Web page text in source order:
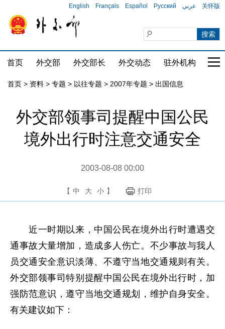
English Français Español Русский عربي 关怀版
首页 外交部 外交部长 外交动态 驻外机构 国
首页 > 资料 > 专题 > 以往专题 > 2007年专题 > 出国信息
外交部领事司提醒中国公民
境外出行时注意交通安全
2003-08-08 00:00
【 中 大 小 】 打印
近一时期以来，中国公民在境外出行时遭遇交
通事故大量增加，造成多人伤亡。不少事故与我人
员交通安全意识淡薄、不遵守当地交通规则有关。
外交部领事司特别提醒中国公民在境外出行时，加
强防范意识，遵守当地交通规划，维护自身安全。
有关建议如下：